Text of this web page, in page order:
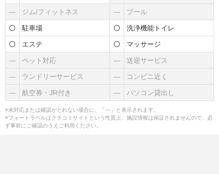
― ジム/フィットネス ― プール
駐車場 洗浄機能トイレ
エステ マッサージ
― ペット対応 ― 送迎サービス
― ランドリーサービス ― コンビニ近く
― 航空券・JR付き ― パソコン貸出し
※未対応または確認がとれない場合に、「―」と表示されます。
※フォートラベルはクチコミサイトという性質上、施設情報は保証されませんので、必
ず事前にご確認のうえご利用ください。